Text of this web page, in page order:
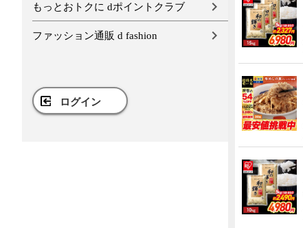
もっとおトクに dポイントクラブ
ファッション通販 d fashion
ログイン
【メガ盛り 飛騨牛入 バーベキ
【冷凍】飛騨牛＆国産豚肉 焼
き肉セット 送料無料 バーベキ
5,980円
【メガ盛り 飛騨牛入 バーベキ
ューセット 1.45kg 約4-5人前】
【冷凍】 送料無料 飛騨牛＆国